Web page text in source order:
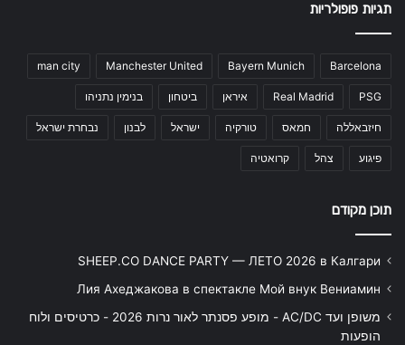
תגיות פופולריות
Barcelona
Bayern Munich
Manchester United
man city
PSG
Real Madrid איראן ביטחון בנימין נתניהו
חיזבאללה חמאס טורקיה ישראל לבנון נבחרת ישראל
פיגוע צהל קרואטיה
תוכן מקודם
SHEEP.CO DANCE PARTY — ЛЕТО 2026 в Калгари
Лия Ахеджакова в спектакле Мой внук Вениамин
משופן ועד AC/DC - מופע פסנתר לאור נרות 2026 - כרטיסים ולוח
הופעות